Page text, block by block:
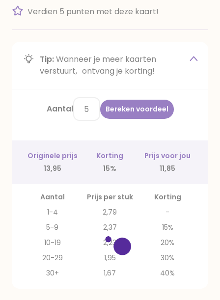
Verdien 5 punten met deze kaart!
Tip:Wanneer je meer kaarten
verstuurt, ontvang je korting!
Aantal Bereken voordeel
Originele prijs Korting
Prijs voor jou
13,95
15% 11,85
Aantal Prijs per stuk
Korting
1-4
2,79
-
5-9
2,37
15%
10-19
2,23
20%
20-29
1,95
30%
30+
1,67 40%